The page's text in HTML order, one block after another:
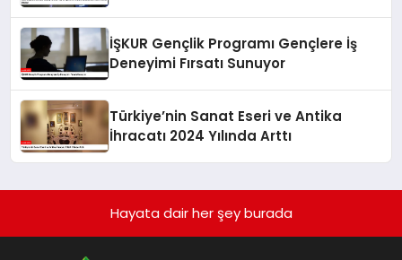
İŞKUR Gençlik Programı Gençlere İş
Deneyimi Fırsatı Sunuyor
Türkiye’nin Sanat Eseri ve Antika
İhracatı 2024 Yılında Arttı
Hayata dair her şey burada